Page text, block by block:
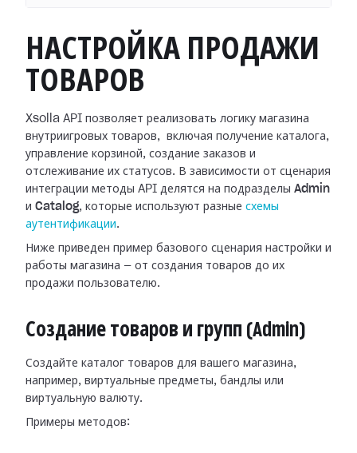
НАСТРОЙКА ПРОДАЖИ
ТОВАРОВ
Xsolla API позволяет реализовать логику магазина
внутриигровых товаров, включая получение каталога,
управление корзиной, создание заказов и
отслеживание их статусов. В зависимости от сценария
интеграции методы API делятся на подразделы Admin
и Catalog, которые используют разные схемы
аутентификации.
Ниже приведен пример базового сценария настройки и
работы магазина — от создания товаров до их
продажи пользователю.
Создание товаров и групп (Admin)
Создайте каталог товаров для вашего магазина,
например, виртуальные предметы, бандлы или
виртуальную валюту.
Примеры методов: